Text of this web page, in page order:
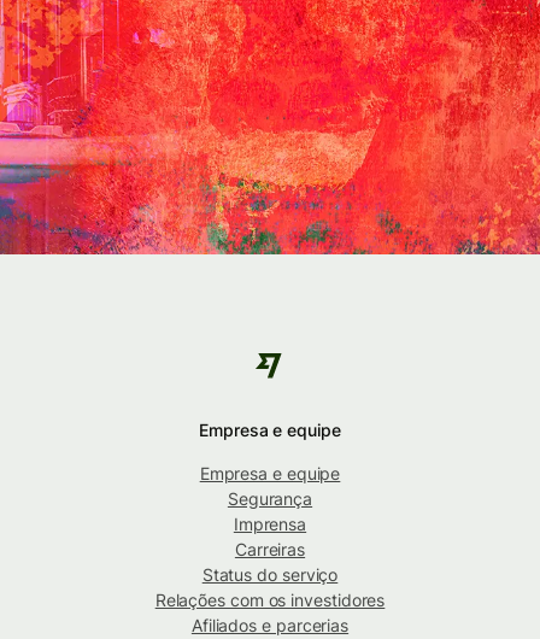
Empresa e equipe
Empresa e equipe
Segurança
Imprensa
Carreiras
Status do serviço
Relações com os investidores
Afiliados e parcerias